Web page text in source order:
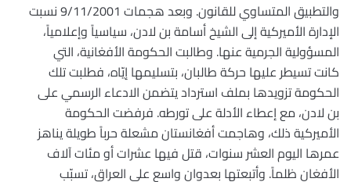
والتطبيق المتساوي للقانون. وبعد هجمات 9/11/2001 نسبت
الإدارة الأميركية إلى الشيخ أسامة بن لادن، سياسياً وإعلامياً،
المسؤولية الجرمية عنها. وطالبت الحكومة الأفغانية، التي
كانت تسيطر عليها حركة طالبان، بتسليمها إيّاه، فطلبت تلك
الحكومة تزويدها بملف استرداد يتضمن الادعاء الرسمي على
بن لادن، مع إعطاء الأدلة على تورطه. فرفضت الحكومة
الأميركية ذلك، وهاجمت أفغانستان مشعلة حرباً طويلة يناهز
عمرها اليوم العشر سنوات، قتل فيها عشرات أو مئات آلاف
الأفغان ظلماً. وأتبعتها بعدوان واسع على العراق، تسبّب